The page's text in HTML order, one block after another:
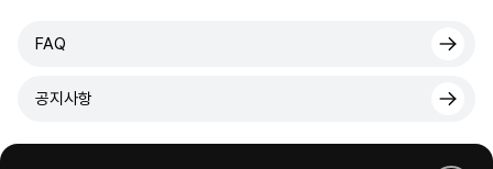
FAQ
공지사항